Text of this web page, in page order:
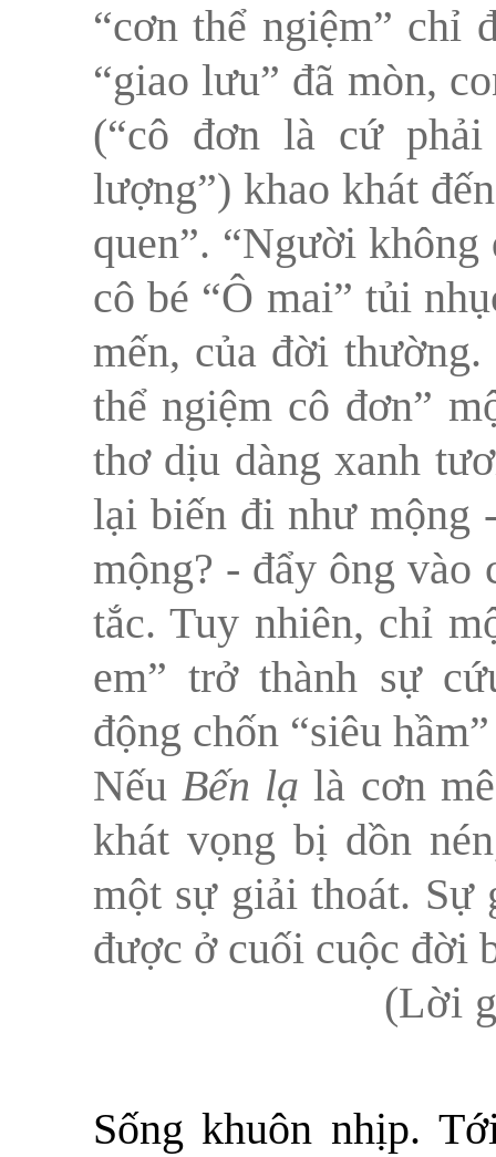
“cơn thể ngiệm” chỉ
“giao lưu” đã mòn,
(“cô đơn là cứ
lượng”) khao khát
quen”. “Người
cô bé “Ô mai” tủi
mến, của đời
thể ngiệm cô đơn”
thơ dịu dàng xanh
lại biến đi như mộng
mộng? - đẩy ông vào
tắc. Tuy nhiên, chỉ
em” trở thành sự
động chốn “siêu
Nếu Bến lạ là cơn
khát vọng bị dồn
một sự giải thoát. Sự
được ở cuối cuộc đời
(Lời
Sống khuôn nhịp.